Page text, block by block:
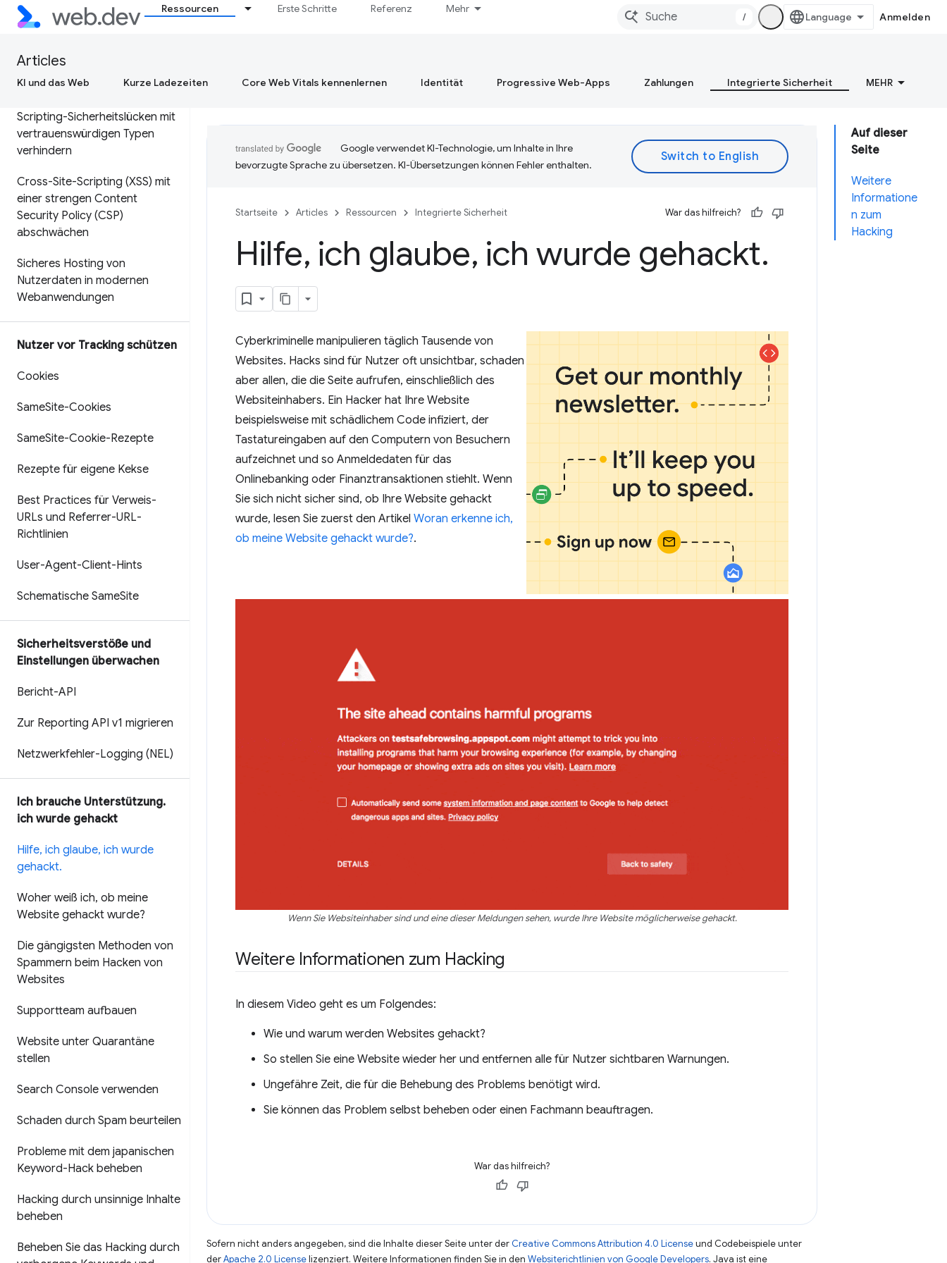
Ressourcen Erste Schritte Referenz Mehr
/ Anmelden
Articles
KI und das Web Kurze Ladezeiten Core Web Vitals kennenlernen Identität Progressive Web-Apps Zahlungen Integrierte Sicherheit MEHR
Metadata vor Webangriffen
schützen
Websites vor XSS schützen
Scripting-Sicherheitslücken mit
vertrauenswürdigen Typen
verhindern
Cross-Site-Scripting (XSS) mit
einer strengen Content
Security Policy (CSP)
abschwächen
Sicheres Hosting von
Nutzerdaten in modernen
Webanwendungen
Nutzer vor Tracking schützen
Cookies
SameSite-Cookies
SameSite-Cookie-Rezepte
Rezepte für eigene Kekse
Best Practices für Verweis-
URLs und Referrer-URL-
Richtlinien
User-Agent-Client-Hints
Schematische SameSite
Sicherheitsverstöße und
Einstellungen überwachen
Bericht-API
Zur Reporting API v1 migrieren
Netzwerkfehler-Logging (NEL)
Ich brauche Unterstützung.
ich wurde gehackt
Hilfe, ich glaube, ich wurde
gehackt.
Woher weiß ich, ob meine
Website gehackt wurde?
Die gängigsten Methoden von
Spammern beim Hacken von
Websites
Supportteam aufbauen
Website unter Quarantäne
stellen
Search Console verwenden
Schaden durch Spam beurteilen
Probleme mit dem japanischen
Keyword-Hack beheben
Hacking durch unsinnige Inhalte
beheben
Beheben Sie das Hacking durch
Auf dieser
Seite
Weitere
Informatione
n zum
Hacking
Google verwendet KI-Technologie, um Inhalte in Ihre
bevorzugte Sprache zu übersetzen. KI-Übersetzungen können Fehler enthalten.
Startseite Articles Ressourcen Integrierte Sicherheit War das hilfreich?
Hilfe, ich glaube, ich wurde gehackt.
Cyberkriminelle manipulieren täglich Tausende von
Websites. Hacks sind für Nutzer oft unsichtbar, schaden
aber allen, die die Seite aufrufen, einschließlich des
Websiteinhabers. Ein Hacker hat Ihre Website
beispielsweise mit schädlichem Code infiziert, der
Tastatureingaben auf den Computern von Besuchern
aufzeichnet und so Anmeldedaten für das
Onlinebanking oder Finanztransaktionen stiehlt. Wenn
Sie sich nicht sicher sind, ob Ihre Website gehackt
wurde, lesen Sie zuerst den Artikel Woran erkenne ich,
ob meine Website gehackt wurde?.
Wenn Sie Websiteinhaber sind und eine dieser Meldungen sehen, wurde Ihre Website möglicherweise gehackt.
Weitere Informationen zum Hacking
In diesem Video geht es um Folgendes:
Wie und warum werden Websites gehackt?
So stellen Sie eine Website wieder her und entfernen alle für Nutzer sichtbaren Warnungen.
Ungefähre Zeit, die für die Behebung des Problems benötigt wird.
Sie können das Problem selbst beheben oder einen Fachmann beauftragen.
War das hilfreich?
Sofern nicht anders angegeben, sind die Inhalte dieser Seite unter der Creative Commons Attribution 4.0 Licenseund Codebeispiele unter
derApache 2.0 Licenselizenziert. Weitere Informationen finden Sie in den Websiterichtlinien von Google Developers. Java ist eine